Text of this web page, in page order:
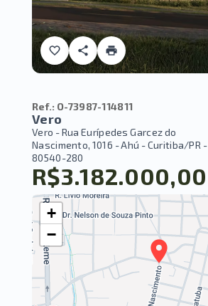
Ref.: O-73987-114811
Vero
Vero -Rua Eurípedes Garcez do
Nascimento, 1016 - Ahú - Curitiba/PR -
80540-280
R$3.182.000,00
+
−